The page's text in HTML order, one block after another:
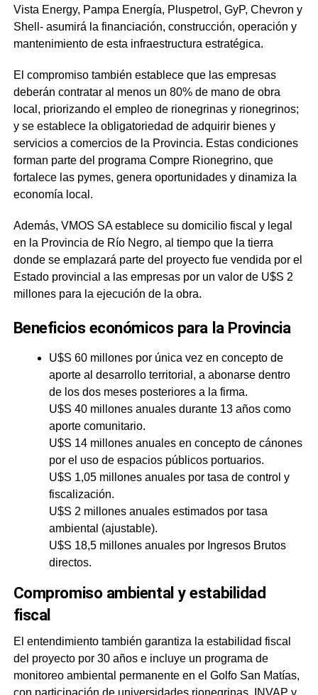
Vista Energy, Pampa Energía, Pluspetrol, GyP, Chevron y
Shell- asumirá la financiación, construcción, operación y
mantenimiento de esta infraestructura estratégica.
El compromiso también establece que las empresas
deberán contratar al menos un 80% de mano de obra
local, priorizando el empleo de rionegrinas y rionegrinos;
y se establece la obligatoriedad de adquirir bienes y
servicios a comercios de la Provincia. Estas condiciones
forman parte del programa Compre Rionegrino, que
fortalece las pymes, genera oportunidades y dinamiza la
economía local.
Además, VMOS SA establece su domicilio fiscal y legal
en la Provincia de Río Negro, al tiempo que la tierra
donde se emplazará parte del proyecto fue vendida por el
Estado provincial a las empresas por un valor de U$S 2
millones para la ejecución de la obra.
Beneficios económicos para la Provincia
U$S 60 millones por única vez en concepto de
aporte al desarrollo territorial, a abonarse dentro
de los dos meses posteriores a la firma.
U$S 40 millones anuales durante 13 años como
aporte comunitario.
U$S 14 millones anuales en concepto de cánones
por el uso de espacios públicos portuarios.
U$S 1,05 millones anuales por tasa de control y
fiscalización.
U$S 2 millones anuales estimados por tasa
ambiental (ajustable).
U$S 18,5 millones anuales por Ingresos Brutos
directos.
Compromiso ambiental y estabilidad
fiscal
El entendimiento también garantiza la estabilidad fiscal
del proyecto por 30 años e incluye un programa de
monitoreo ambiental permanente en el Golfo San Matías,
con participación de universidades rionegrinas, INVAP y